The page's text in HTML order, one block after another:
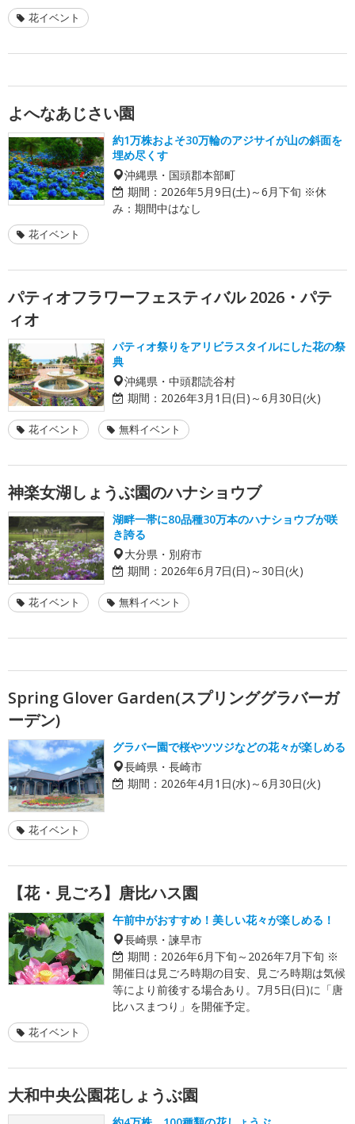
花イベント
よへなあじさい園
約1万株およそ30万輪のアジサイが山の斜面を
埋め尽くす
沖縄県・国頭郡本部町
期間： 2026年5月9日(土)～6月下旬 ※休
み：期間中はなし
花イベント
パティオフラワーフェスティバル 2026・パテ
ィオ
パティオ祭りをアリビラスタイルにした花の祭
典
沖縄県・中頭郡読谷村
期間： 2026年3月1日(日)～6月30日(火)
花イベント 無料イベント
神楽女湖しょうぶ園のハナショウブ
湖畔一帯に80品種30万本のハナショウブが咲
き誇る
大分県・別府市
期間： 2026年6月7日(日)～30日(火)
花イベント 無料イベント
Spring Glover Garden(スプリンググラバーガ
ーデン)
グラバー園で桜やツツジなどの花々が楽しめる
長崎県・長崎市
期間： 2026年4月1日(水)～6月30日(火)
花イベント
【花・見ごろ】唐比ハス園
午前中がおすすめ！美しい花々が楽しめる！
長崎県・諫早市
期間： 2026年6月下旬～2026年7月下旬 ※
開催日は見ごろ時期の目安、見ごろ時期は気候
等により前後する場合あり。7月5日(日)に「唐
比ハスまつり」を開催予定。
花イベント
大和中央公園花しょうぶ園